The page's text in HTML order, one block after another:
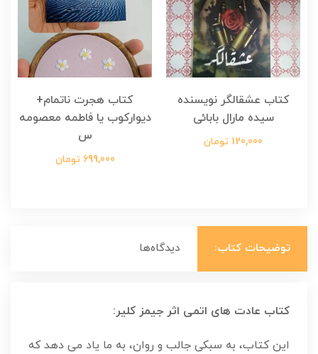
کتاب عشقالگر نویسنده
سیده مارال بابائی
120,000 تومان
کتاب هجرت ناتمام+
دیوارکوب یا فاطمه معصومه
س
699,000 تومان
توضیحات کتاب: دیدگاه‌ها
کتاب عادت های اتمی اثر جیمز کلیر:
این کتاب، به سبکی جالب و روان، به ما یاد می دهد که